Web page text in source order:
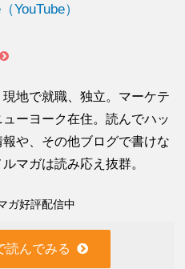
YouTube）
地で就職、独立。マーケテ
ーヨーク在住。読んでハッ
や、その他ブログで書けな
マガは読み応え抜群。
ガ好評配信中
読んでみる